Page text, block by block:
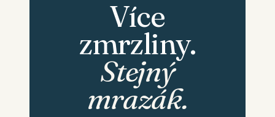
Více
zmrzliny.
Stejný
mrazák.